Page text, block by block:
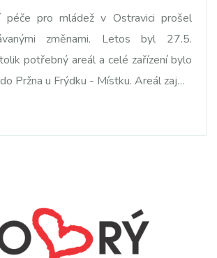
péče pro mládež v Ostravici prošel
změnami. Letos byl 27.5.
potřebný areál a celé zařízení bylo
Pržna u Frýdku - Místku. Areál zaj…